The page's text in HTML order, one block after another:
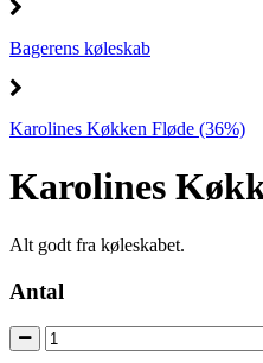
Bagerens køleskab
Karolines Køkken Fløde (36%)
Karolines
Alt godt fra køleskabet.
Antal